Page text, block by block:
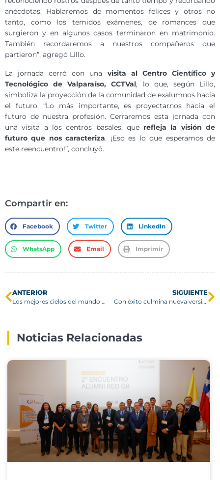
anécdotas. Hablaremos de momentos felices y otros no
tanto, como los temidos exámenes, de romances que
surgieron y en algunos casos terminaron en matrimonio.
También recordaremos a nuestros compañeros que
partieron”, agregó Lillo.
La jornada cerró con una visita al Centro Científico y
Tecnológico de Valparaíso, CCTVal, lo que, según Lillo,
simboliza la proyección de la comunidad de exalumnos hacia
el futuro. “Lo más importante, es proyectarnos hacia el
futuro de nuestra profesión. Cerraremos esta jornada con
una visita a los centros basales, que refleja la visión de
futuro que nos caracteriza. ¡Eso es lo que esperamos de
este reencuentro!”, concluyó.
Compartir en:
Facebook Twitter LinkedIn
WhatsApp Email Imprimir
ANTERIOR
Los mejores cielos del mundo para observar el espacio están (en peligro) en Chile
SIGUIENTE
Con éxito culmina nueva versión del Diplomado en Docencia Universitaria de la USM
Noticias Relacionadas